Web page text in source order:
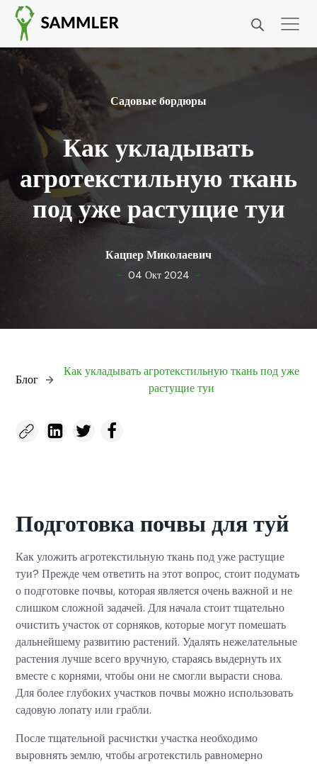
Садовые бордюры
Как укладывать
агротекстильную ткань
под уже растущие туи
Кацпер Миколаевич
- 04 Окт 2024 -
Блог
Как укладывать агротекстильную ткань под уже
растущие туи
Подготовка почвы для туй
Как уложить агротекстильную ткань под уже растущие
туи? Прежде чем ответить на этот вопрос, стоит подумать
о подготовке почвы, которая является очень важной и не
слишком сложной задачей. Для начала стоит тщательно
очистить участок от сорняков, которые могут помешать
дальнейшему развитию растений. Удалять нежелательные
растения лучше всего вручную, стараясь выдернуть их
вместе с корнями, чтобы они не смогли вырасти снова.
Для более глубоких участков почвы можно использовать
садовую лопату или грабли.
После тщательной расчистки участка необходимо
выровнять землю, чтобы агротекстиль равномерно